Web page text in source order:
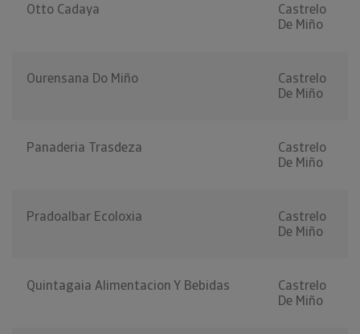
Otto Cadaya
Castrelo
De Miño
Ourensana Do Miño
Castrelo
De Miño
Panaderia Trasdeza
Castrelo
De Miño
Pradoalbar Ecoloxia
Castrelo
De Miño
Quintagaia Alimentacion Y Bebidas
Castrelo
De Miño